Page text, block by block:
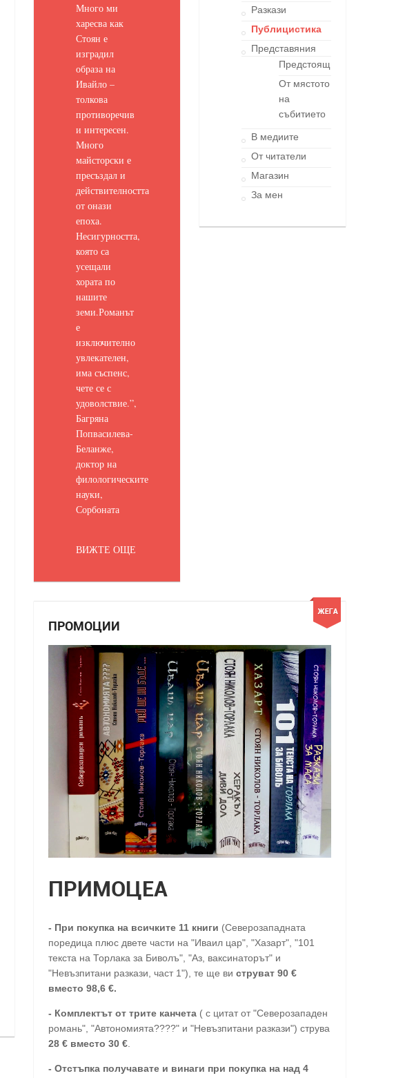
Много ми
харесва как
Стоян е
изградил
образа на
Ивайло –
толкова
противоречив
и интересен.
Много
майсторски е
пресъздал и
действителността
от онази
епоха.
Несигурността,
която са
усещали
хората по
нашите
земи.Романът
е
изключително
увлекателен,
има съспенс,
чете се с
удоволствие.”,
Багряна
Попвасилева-
Беланже,
доктор на
филологическите
науки,
Сорбоната
ВИЖТЕ ОЩЕ
Разкази
Публицистика
Представяния
Предстоящи
От мястото
на
събитието
В медиите
От читатели
Магазин
За мен
ПРОМОЦИИ
ПРИМОЦЕА
- При покупка на всичките 11 книги (Северозападната
поредица плюс двете части на "Иваил цар", "Хазарт", "101
текста на Торлака за Биволъ", "Аз, ваксинаторът" и
"Невъзпитани разкази, част 1"), те ще ви струват 90 €
вместо 98,6 €.
- Комплектът от трите канчета ( с цитат от "Северозападен
романь", "Автономията????" и "Невъзпитани разкази") струва
28 € вместо 30 €
- Отстъпка получавате и винаги при покупка на над 4